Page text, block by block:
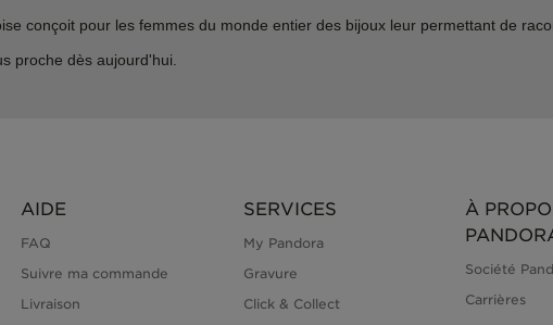
conçoit pour les femmes du monde entier des bijoux leur permettant de
proche dès aujourd'hui.
AIDE
FAQ
Suivre ma commande
Livraison
SERVICES
My Pandora
Gravure
Click & Collect
À
Société
Carrières